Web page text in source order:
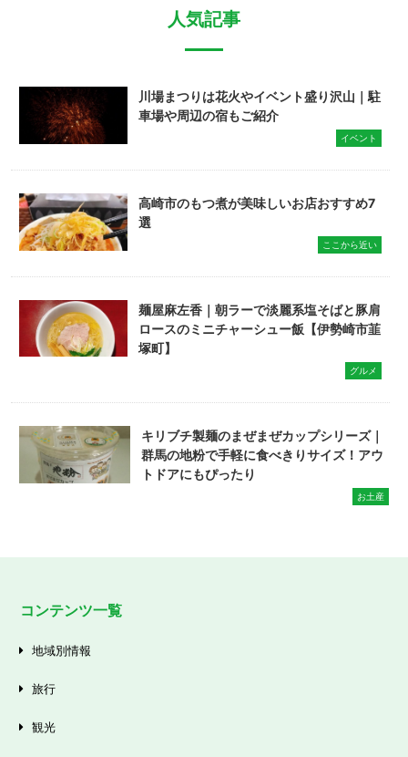
人気記事
川場まつりは花火やイベント盛り沢山｜駐
車場や周辺の宿もご紹介
イベント
高崎市のもつ煮が美味しいお店おすすめ7
選
ここから近い
麺屋麻左香｜朝ラーで淡麗系塩そばと豚肩
ロースのミニチャーシュー飯【伊勢崎市韮
塚町】
グルメ
キリブチ製麺のまぜまぜカップシリーズ｜
群馬の地粉で手軽に食べきりサイズ！アウ
トドアにもぴったり
お土産
コンテンツ一覧
地域別情報
旅行
観光